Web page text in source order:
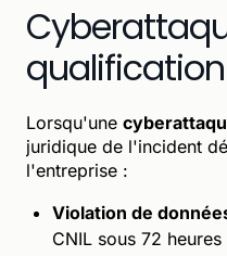
Lorsqu'une
juridique de l'incident
l'entreprise :
Violation de
CNIL sous 72